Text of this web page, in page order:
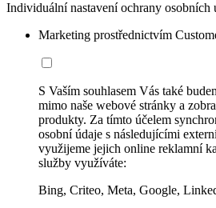
Individuální nastavení ochrany osobních
Marketing prostřednictvím
S Vaším souhlasem Vás také
mimo naše webové stránky a
produkty. Za tímto účelem
osobní údaje s následujícími
využijeme jejich online reklamní
služby využíváte:
Bing, Criteo, Meta, Google,